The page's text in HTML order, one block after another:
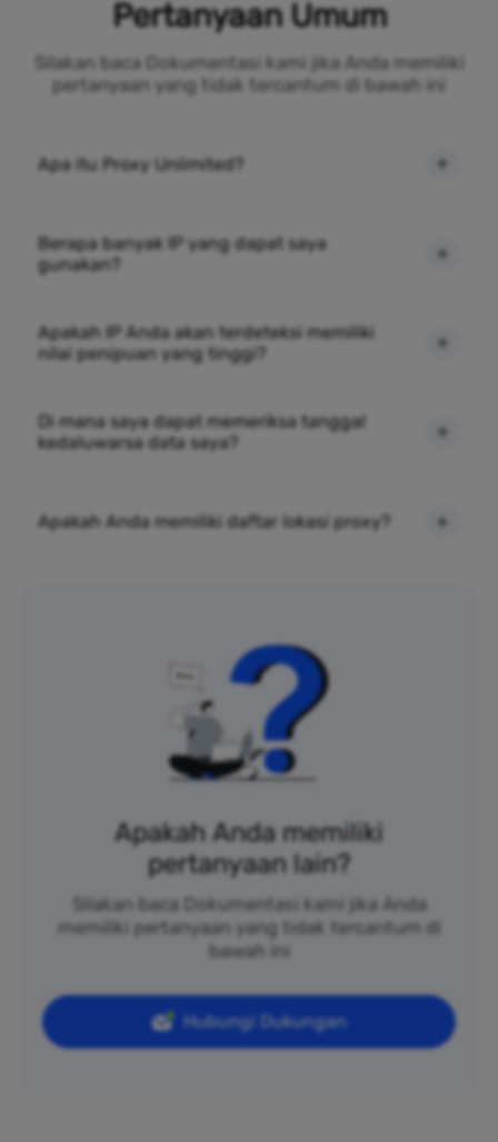
Pertanyaan Umum
Silakan baca Dokumentasi kami jika Anda memiliki
pertanyaan yang tidak tercantum di bawah ini
Apa itu Proxy Unlimited?
Berapa banyak IP yang dapat saya
gunakan?
Apakah IP Anda akan terdeteksi memiliki
nilai penipuan yang tinggi?
Di mana saya dapat memeriksa tanggal
kedaluwarsa data saya?
Apakah Anda memiliki daftar lokasi proxy?
Apakah Anda memiliki
pertanyaan lain?
Silakan baca Dokumentasi kami jika Anda
memiliki pertanyaan yang tidak tercantum di
bawah ini
Hubungi Dukungan